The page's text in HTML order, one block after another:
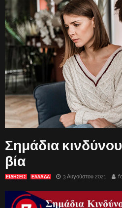
Σημάδια
βία
ΕΙΔΗΣΕΙΣ ΕΛΛΑΔΑ 3 Αυγούστου 2021